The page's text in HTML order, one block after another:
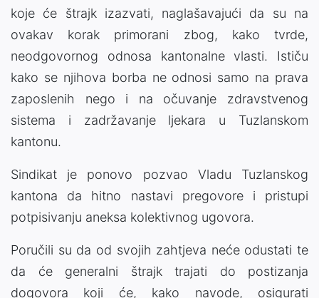
koje će štrajk izazvati, naglašavajući da su na
ovakav korak primorani zbog, kako tvrde,
neodgovornog odnosa kantonalne vlasti. Ističu
kako se njihova borba ne odnosi samo na prava
zaposlenih nego i na očuvanje zdravstvenog
sistema i zadržavanje ljekara u Tuzlanskom
kantonu.
Sindikat je ponovo pozvao Vladu Tuzlanskog
kantona da hitno nastavi pregovore i pristupi
potpisivanju aneksa kolektivnog ugovora.
Poručili su da od svojih zahtjeva neće odustati te
da će generalni štrajk trajati do postizanja
dogovora koji će, kako navode, osigurati